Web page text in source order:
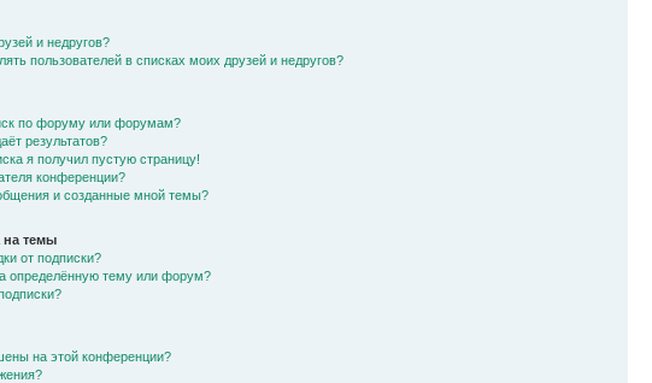
и недругов?
пользователей в списках моих друзей и недругов?
по форуму или форумам?
результатов?
я получил пустую страницу!
конференции?
и созданные мной темы?
на темы
от подписки?
определённую тему или форум?
на этой конференции?